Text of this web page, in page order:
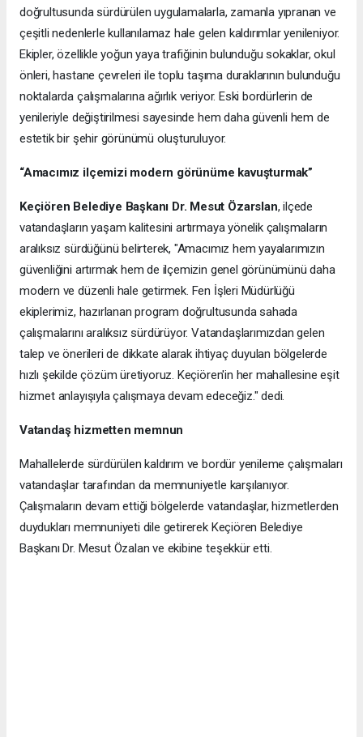
doğrultusunda sürdürülen uygulamalarla, zamanla yıpranan ve
çeşitli nedenlerle kullanılamaz hale gelen kaldırımlar yenileniyor.
Ekipler, özellikle yoğun yaya trafiğinin bulunduğu sokaklar, okul
önleri, hastane çevreleri ile toplu taşıma duraklarının bulunduğu
noktalarda çalışmalarına ağırlık veriyor. Eski bordürlerin de
yenileriyle değiştirilmesi sayesinde hem daha güvenli hem de
estetik bir şehir görünümü oluşturuluyor.
“Amacımız ilçemizi modern görünüme kavuşturmak”
Keçiören Belediye Başkanı Dr. Mesut Özarslan, ilçede
vatandaşların yaşam kalitesini artırmaya yönelik çalışmaların
aralıksız sürdüğünü belirterek, "Amacımız hem yayalarımızın
güvenliğini artırmak hem de ilçemizin genel görünümünü daha
modern ve düzenli hale getirmek. Fen İşleri Müdürlüğü
ekiplerimiz, hazırlanan program doğrultusunda sahada
çalışmalarını aralıksız sürdürüyor. Vatandaşlarımızdan gelen
talep ve önerileri de dikkate alarak ihtiyaç duyulan bölgelerde
hızlı şekilde çözüm üretiyoruz. Keçiören'in her mahallesine eşit
hizmet anlayışıyla çalışmaya devam edeceğiz." dedi.
Vatandaş hizmetten memnun
Mahallelerde sürdürülen kaldırım ve bordür yenileme çalışmaları
vatandaşlar tarafından da memnuniyetle karşılanıyor.
Çalışmaların devam ettiği bölgelerde vatandaşlar, hizmetlerden
duydukları memnuniyeti dile getirerek Keçiören Belediye
Başkanı Dr. Mesut Özalan ve ekibine teşekkür etti.